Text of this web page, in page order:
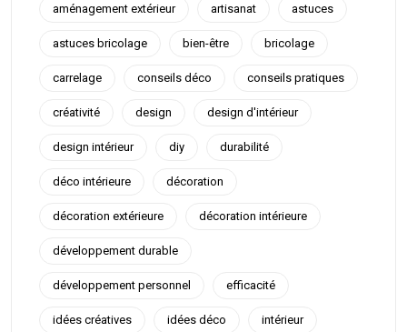
aménagement extérieur artisanat astuces
astuces bricolage bien-être bricolage
carrelage conseils déco conseils pratiques
créativité design design d'intérieur
design intérieur diy durabilité
déco intérieure décoration
décoration extérieure décoration intérieure
développement durable
développement personnel efficacité
idées créatives idées déco intérieur